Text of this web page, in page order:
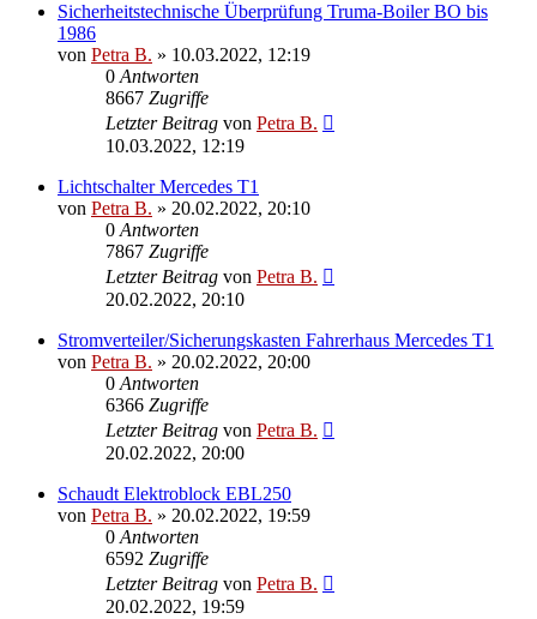
Sicherheitstechnische Überprüfung Truma-Boiler BO bis
1986
von Petra B. » 10.03.2022, 12:19
0Antworten
8667 Zugriffe
Letzter Beitrag von Petra B.
10.03.2022, 12:19
Lichtschalter Mercedes T1
von Petra B. » 20.02.2022, 20:10
0Antworten
7867 Zugriffe
Letzter Beitrag von Petra B.
20.02.2022, 20:10
Stromverteiler/Sicherungskasten Fahrerhaus Mercedes T1
von Petra B. » 20.02.2022, 20:00
0Antworten
6366 Zugriffe
Letzter Beitrag von Petra B.
20.02.2022, 20:00
Schaudt Elektroblock EBL250
von Petra B. » 20.02.2022, 19:59
0Antworten
6592 Zugriffe
Letzter Beitrag von Petra B.
20.02.2022, 19:59